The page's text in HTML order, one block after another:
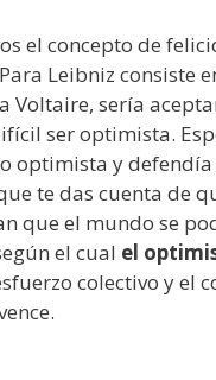
el concepto de
Leibniz consiste
Voltaire, sería
ser optimista.
optimista y
te das cuenta de
que el mundo se
el cual el
colectivo y el